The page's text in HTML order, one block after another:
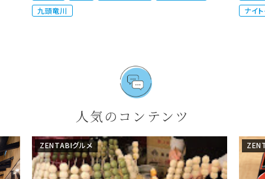
九頭竜川
ナイ
人気のコンテンツ
ZENTABIグルメ